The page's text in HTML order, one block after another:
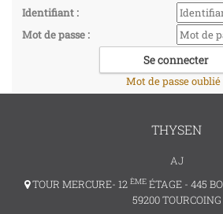
Identifiant :
Mot de passe :
Mot de passe oublié
THYSEN
AJ
TOUR MERCURE- 12 ÈMEÉTAGE - 445
59200 TOURCOING